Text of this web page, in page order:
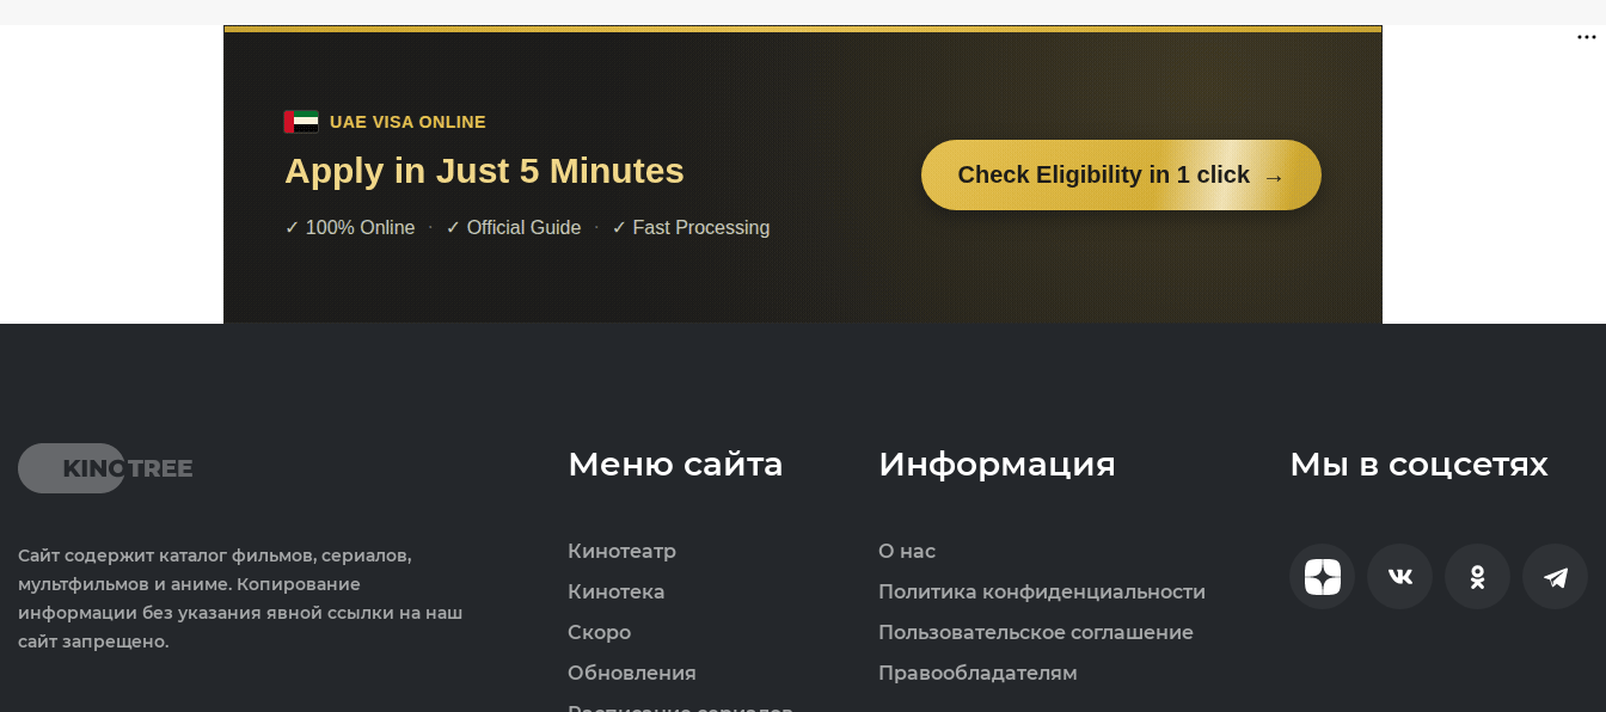
Сайт содержит каталог фильмов, сериалов,
мультфильмов и аниме. Копирование
информации без указания явной ссылки на наш
сайт запрещено.
Меню сайта
Кинотеатр
Кинотека
Скоро
Обновления
Информация
О нас
Политика конфиденциальности
Пользовательское соглашение
Правообладателям
Мы в соцсетях